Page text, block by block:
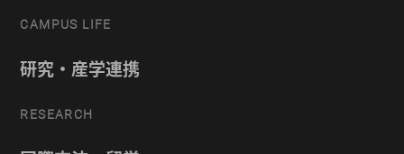
CAMPUS LIFE
研究・産学連携
RESEARCH